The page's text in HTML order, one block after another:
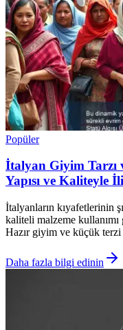
Popüler
İtalyan Giyim
Yapısı ve Kaliteyle
İtalyanların kıyafetlerinin
kaliteli malzeme
Hazır giyim ve küçük terzi
Daha fazla bilgi edinin